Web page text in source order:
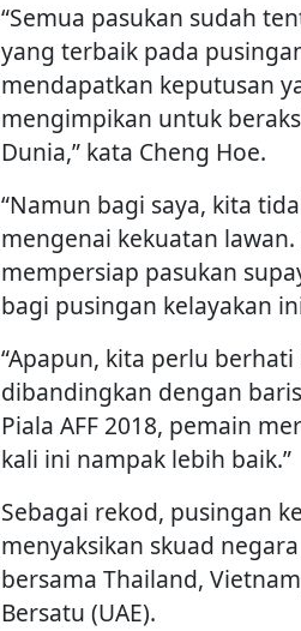
“Semua pasukan sudah
yang terbaik pada
mendapatkan keputusan
mengimpikan untuk
Dunia,” kata Cheng Hoe.
“Namun bagi saya, kita
mengenai kekuatan
mempersiap pasukan
bagi pusingan kelayakan
“Apapun, kita perlu
dibandingkan dengan
Piala AFF 2018, pemain
kali ini nampak lebih baik.”
Sebagai rekod, pusingan
menyaksikan skuad
bersama Thailand,
Bersatu (UAE).